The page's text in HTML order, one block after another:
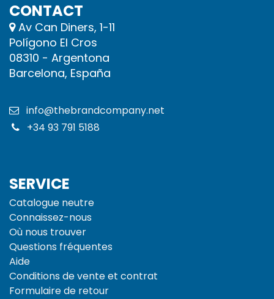
CONTACT
Av Can Diners, 1-11
Polígono El Cros
08310 - Argentona
Barcelona, España
info@thebrandcompany.net
+34 93 791 5188
SERVICE
Catalogue neutre
Connaissez-nous
Où nous trouver
Questions fréquentes
Aide
Conditions de vente et contrat
Formulaire de retour